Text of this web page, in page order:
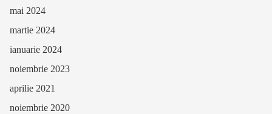
mai 2024
martie 2024
ianuarie 2024
noiembrie 2023
aprilie 2021
noiembrie 2020